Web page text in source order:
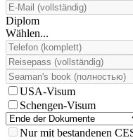
Diplom
Wählen...
USA-Visum
Schengen-Visum
Nur mit bestandenen